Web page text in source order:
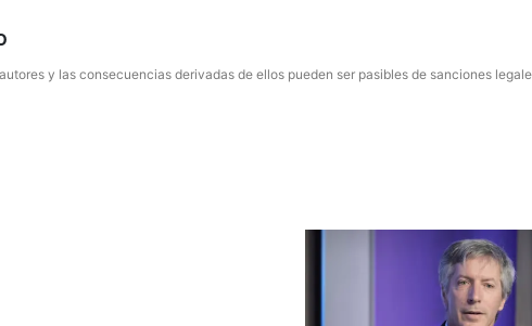
y las consecuencias derivadas de ellos pueden ser pasibles de sanciones